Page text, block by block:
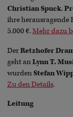
Christian Spuck.
ihre
5.000 €.Mehr dazu
DerRetzhofer
geht anLynn T.
wurdenStefan
Zu den Details.
Leitung